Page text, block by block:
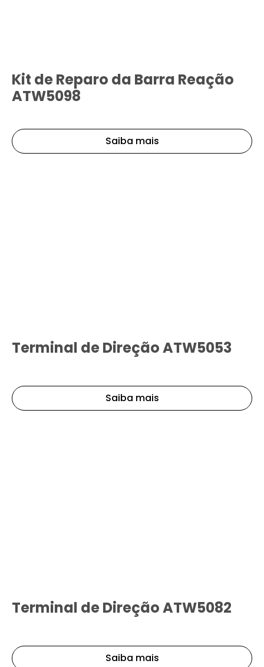
Kit de Reparo da Barra Reação
ATW5098
Saiba mais
Terminal de Direção ATW5053
Saiba mais
Terminal de Direção ATW5082
Saiba mais